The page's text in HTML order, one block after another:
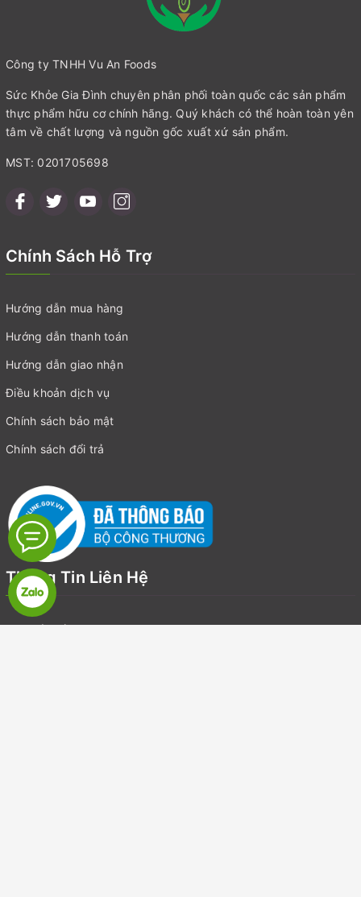
Công ty TNHH Vu An Foods
Sức Khỏe Gia Đình chuyên phân phối toàn quốc các sản phẩm
thực phẩm hữu cơ chính hãng. Quý khách có thể hoàn toàn yên
tâm về chất lượng và nguồn gốc xuất xứ sản phẩm.
MST: 0201705698
Chính Sách Hỗ Trợ
Hướng dẫn mua hàng
Hướng dẫn thanh toán
Hướng dẫn giao nhận
Điều khoản dịch vụ
Chính sách bảo mật
Chính sách đổi trả
Thông Tin Liên Hệ
Địa chỉ:Số 19, LK7, Khu đô thị Văn Khê, Quận Hà Đông, Hà Nội